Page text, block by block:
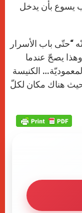
يسوع بأن يدخل
“حتّى باب الأسرار
يصحّ عندما
الكنيسة
هناك مكان لكلّ